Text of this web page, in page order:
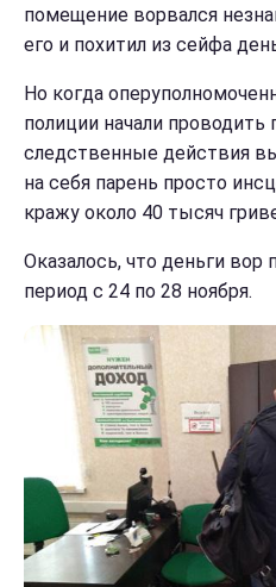
помещение ворвался
его и похитил из сейфа
Но когда
полиции начали
следственные действия
на себя парень просто
кражу около 40 тысяч
Оказалось, что деньги вор
период с 24 по 28 ноября.